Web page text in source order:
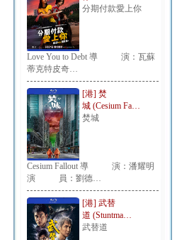
分期付款愛上你
Love You to Debt 導 演：瓦蘇
蒂克特皮奇…
[港] 焚
城 (Cesium Fa…
焚城
Cesium Fallout 導 演：潘耀明
演 員：劉德…
[港] 武替
道 (Stuntma…
武替道